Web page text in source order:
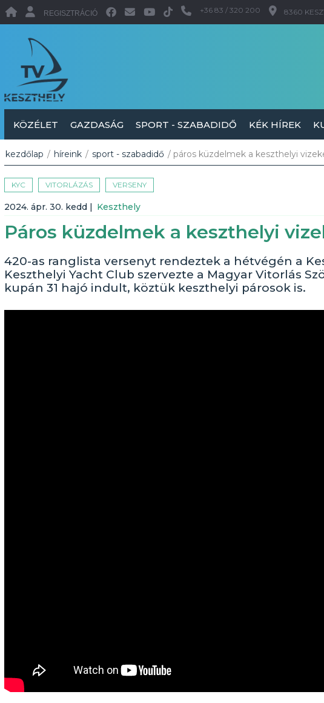
REGISZTRÁCIÓ +36 83 / 320 200 8360
KÖZÉLET GAZDASÁG SPORT - SZABADIDŐ KÉK HÍREK
kezdőlap / híreink / sport - szabadidő / páros küzdelmek a keszthelyi
KYC VITORLÁZÁS VERSENY
2024. ápr. 30. kedd | Keszthely
Páros küzdelmek a keszthelyi
420-as ranglista versenyt rendeztek a hétvégén a
Keszthelyi Yacht Club szervezte a Magyar Vitorlás
kupán 31 hajó indult, köztük keszthelyi párosok is.